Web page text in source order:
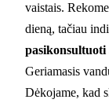
vaistais.
dieną, tačiau
Geriamasis
Dėkojame, kad